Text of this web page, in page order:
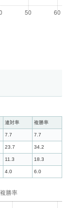
連対率 複勝率
7.7 7.7
23.7 34.2
11.3 18.3
4.0 6.0